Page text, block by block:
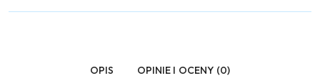
OPIS OPINIE I OCENY (0)